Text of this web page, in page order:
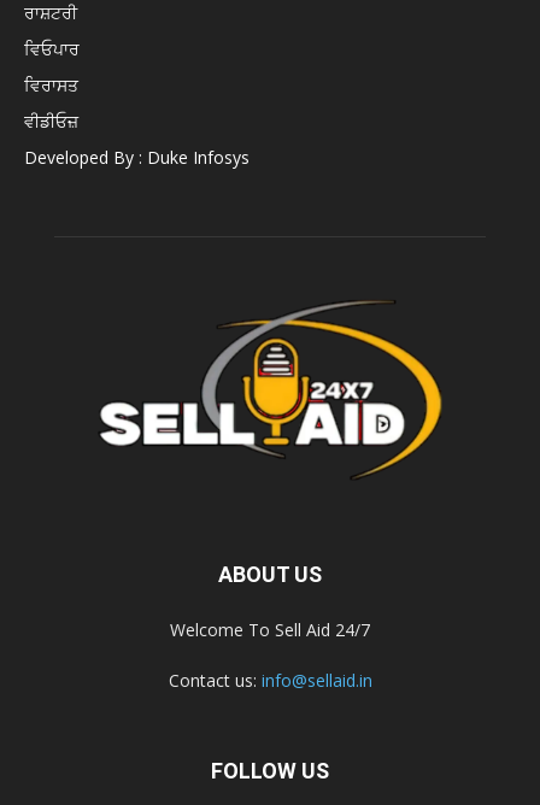
ਰਾਸ਼ਟਰੀ
ਵਿਓਪਾਰ
ਵਿਰਾਸਤ
ਵੀਡੀਓਜ਼
Developed By : Duke Infosys
ABOUT US
Welcome To Sell Aid 24/7
Contact us: info@sellaid.in
FOLLOW US